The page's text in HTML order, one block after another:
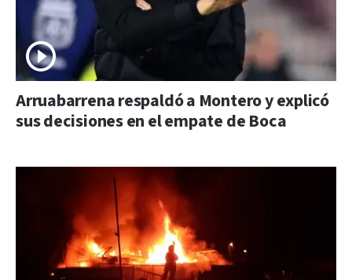
Arruabarrena respaldó a Montero y explicó
sus decisiones en el empate de Boca